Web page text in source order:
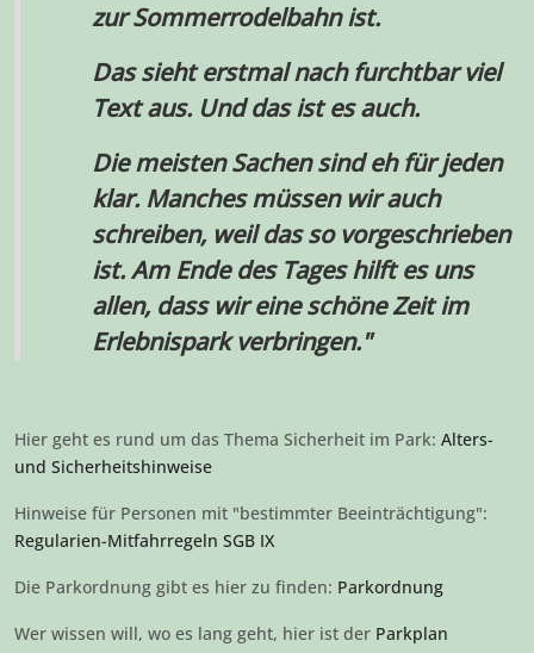
zur Sommerrodelbahn ist.
Das sieht erstmal nach furchtbar viel
Text aus. Und das ist es auch.
Die meisten Sachen sind eh für jeden
klar. Manches müssen wir auch
schreiben, weil das so vorgeschrieben
ist. Am Ende des Tages hilft es uns
allen, dass wir eine schöne Zeit im
Erlebnispark verbringen."
Hier geht es rund um das Thema Sicherheit im Park: Alters-
und Sicherheitshinweise
Hinweise für Personen mit "bestimmter Beeinträchtigung":
Regularien-Mitfahrregeln SGB IX
Die Parkordnung gibt es hier zu finden: Parkordnung
Wer wissen will, wo es lang geht, hier ist der Parkplan